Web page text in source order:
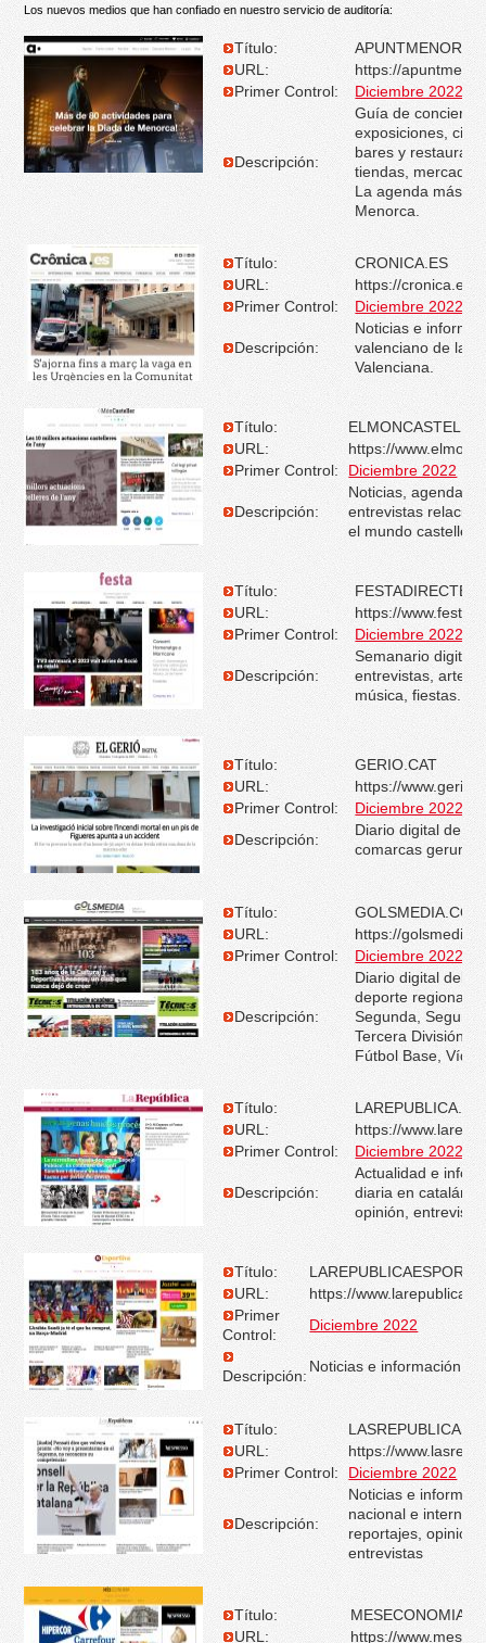
Los nuevos medios que han confiado en nuestro servicio de auditoría:
Título:
URL:
https://
Primer Control:
Diciembre 2022
Descripción:
Guía de
exposiciones,
bares y
tiendas,
La agenda más
Menorca.
Título:
CRONICA.ES
URL:
https://cronica.es
Primer Control:
Diciembre 2022
Descripción:
Noticias e
valenciano de la
Valenciana.
Título:
URL:
https://
Primer Control:
Diciembre 2022
Descripción:
Noticias, agenda,
entrevistas
el mundo casteller.
Título:
URL:
https://
Primer Control:
Diciembre 2022
Descripción:
Semanario digital
entrevistas, artes
música, fiestas.
Título:
GERIO.CAT
URL:
https://
Primer Control:
Diciembre 2022
Descripción:
Diario digital de las
comarcas
Título:
GOLSMEDIA.COM
URL:
https://
Primer Control:
Diciembre 2022
Descripción:
Diario digital del
deporte regional.
Segunda,
Tercera División,
Fútbol Base,
Título:
URL:
https://
Primer Control:
Diciembre 2022
Descripción:
Actualidad e
diaria en catalán
opinión,
Título:
URL:
https://
Primer
Control:
Diciembre 2022
Descripción:
Noticias e información
Título:
URL:
https://
Primer Control:
Diciembre 2022
Descripción:
Noticias e
nacional e
reportajes, opinión,
entrevistas
Título:
URL:
https://